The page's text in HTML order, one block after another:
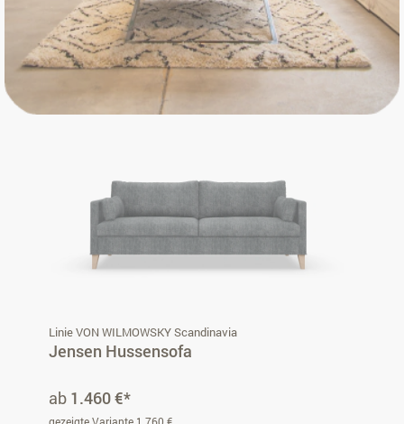
Linie VON WILMOWSKY Scandinavia
Jensen Hussensofa
ab 1.460 €*